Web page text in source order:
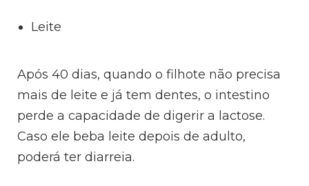
Leite
Após 40 dias, quando o filhote não precisa
mais de leite e já tem dentes, o intestino
perde a capacidade de digerir a lactose.
Caso ele beba leite depois de adulto,
poderá ter diarreia.